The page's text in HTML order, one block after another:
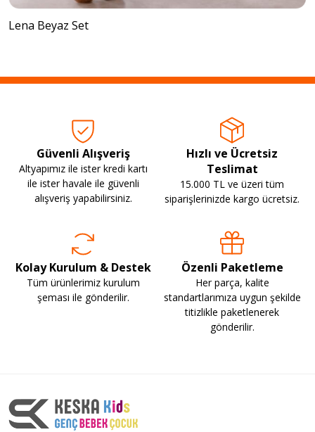
Lena Beyaz Set
Güvenli Alışveriş
Altyapımız ile ister kredi kartı
ile ister havale ile güvenli
alışveriş yapabilirsiniz.
Hızlı ve Ücretsiz
Teslimat
15.000 TL ve üzeri tüm
siparişlerinizde kargo ücretsiz.
Kolay Kurulum & Destek
Tüm ürünlerimiz kurulum
şeması ile gönderilir.
Özenli Paketleme
Her parça, kalite
standartlarımıza uygun şekilde
titizlikle paketlenerek
gönderilir.